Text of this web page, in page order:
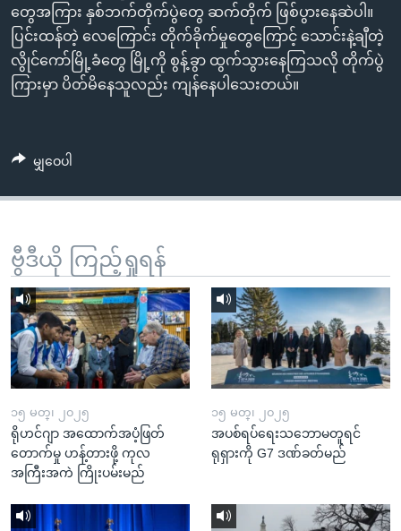
စာမျက်နှာ
သို့
ကျော်
ကြည့်
ရန်
သို့
ရန်
ဗွီအိုအေ လူမှုကွန်ယက်များ
တွေအကြား နှစ်ဘက်တိုက်ပွဲတွေ ဆက်တိုက် ဖြစ်ပွားနေဆဲပါ။
ပြင်းထန်တဲ့ လေကြောင်း တိုက်ခိုက်မှုတွေကြောင့် သောင်းနဲ့ချီတဲ့
လွိုင်ကော်မြို့ခံတွေ မြို့ကို စွန့်ခွာ ထွက်သွားနေကြသလို တိုက်ပွဲ
ကြားမှာ ပိတ်မိနေသူလည်း ကျန်နေပါသေးတယ်။
မျှဝေပါ
ဗွီဒီယို ကြည့်ရှုရန်
၁၅ မတ္၊ ၂၀၂၅
ရိုဟင်ဂျာ အထောက်အပံ့ဖြတ်
တောက်မှု ဟန့်တားဖို့ ကုလ
အကြီးအကဲ ကြိုးပမ်းမည်
၁၅ မတ္၊ ၂၀၂၅
အပစ်ရပ်ရေးသဘောမတူရင်
ရုရှားကို G7 ဒဏ်ခတ်မည်